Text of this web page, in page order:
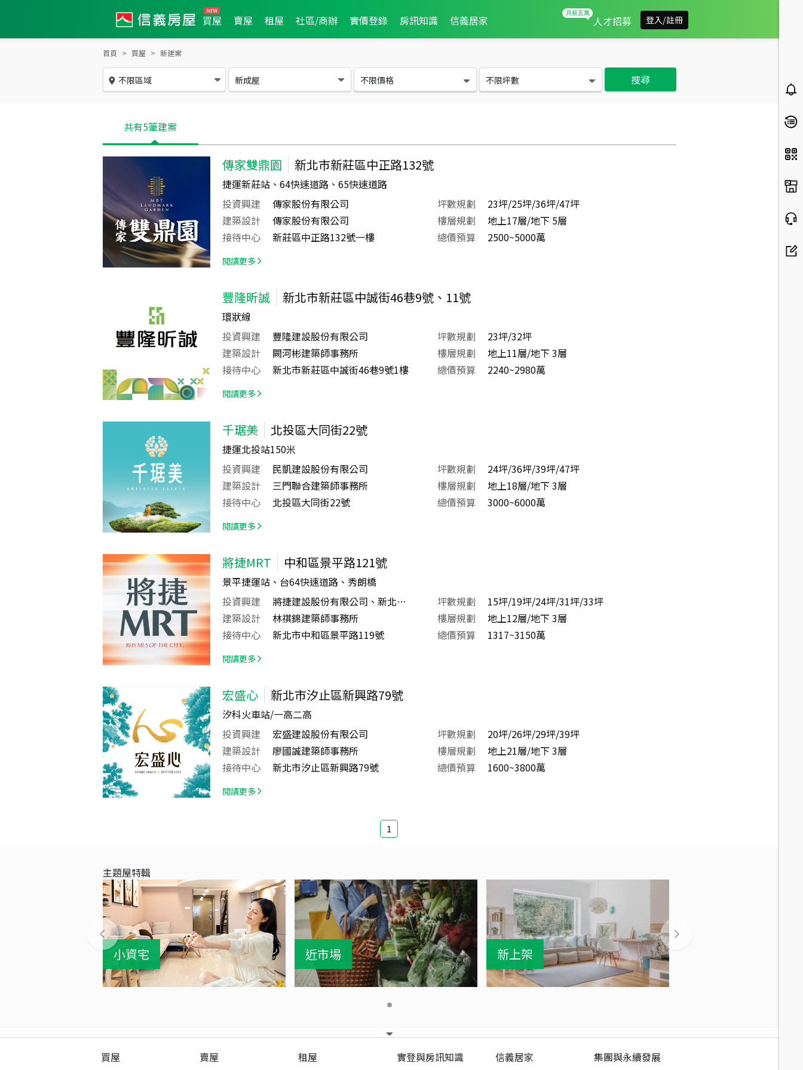
買屋 賣屋 租屋 社區/商辦 實價登錄 房訊知識 信義居家 人才招募 登入/註冊
首頁 買屋 新建案
不限區域 新成屋 不限價格 不限坪數 搜尋
共有5筆建案
傳家雙鼎園 新北市新莊區中正路132號
捷運新莊站、64快速道路、65快速道路
投資興建
傳家股份有限公司
建築設計
傳家股份有限公司
接待中心
新莊區中正路132號一樓
坪數規劃
23坪/25坪/36坪/47坪
樓層規劃
地上17層/地下 5層
總價預算
2500~5000萬
閱讀更多
豐隆昕誠 新北市新莊區中誠街46巷9號、11號
環狀線
投資興建
豐隆建設股份有限公司
建築設計
闕河彬建築師事務所
接待中心
新北市新莊區中誠街46巷9號1樓
坪數規劃
23坪/32坪
樓層規劃
地上11層/地下 3層
總價預算
2240~2980萬
閱讀更多
千琚美 北投區大同街22號
捷運北投站150米
投資興建
民凱建設股份有限公司
建築設計
三門聯合建築師事務所
接待中心
北投區大同街22號
坪數規劃
24坪/36坪/39坪/47坪
樓層規劃
地上18層/地下 3層
總價預算
3000~6000萬
閱讀更多
將捷MRT 中和區景平路121號
景平捷運站、台64快速道路、秀朗橋
投資興建
將捷建設股份有限公司、新北市政府捷運工程局
建築設計
林祺錦建築師事務所
接待中心
新北市中和區景平路119號
坪數規劃
15坪/19坪/24坪/31坪/33坪
樓層規劃
地上12層/地下 3層
總價預算
1317~3150萬
閱讀更多
宏盛心 新北市汐止區新興路79號
汐科火車站/一高二高
投資興建
宏盛建設股份有限公司
建築設計
廖國誠建築師事務所
接待中心
新北市汐止區新興路79號
坪數規劃
20坪/26坪/29坪/39坪
樓層規劃
地上21層/地下 3層
總價預算
1600~3800萬
閱讀更多
1
主題屋特輯
小資宅 近市場 新上架
買屋 賣屋 租屋 實登與房訊知識 信義居家 集團與永續發展